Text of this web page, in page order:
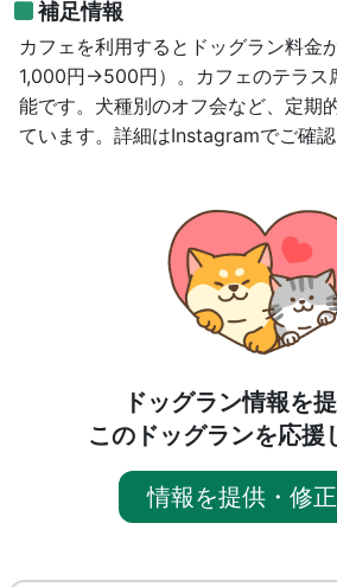
補足情報
カフェを利用するとドッグラン料金
1,000円→500円）。カフェのテラス
能です。犬種別のオフ会など、定期
ています。詳細はInstagramでご確認
ドッグラン情報を
このドッグランを応援
情報を提供・修